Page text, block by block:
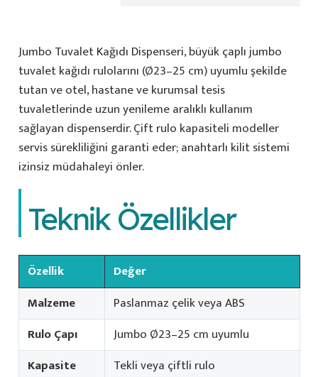
Jumbo Tuvalet Kağıdı Dispenseri, büyük çaplı jumbo
tuvalet kağıdı rulolarını (Ø23–25 cm) uyumlu şekilde
tutan ve otel, hastane ve kurumsal tesis
tuvaletlerinde uzun yenileme aralıklı kullanım
sağlayan dispenserdir. Çift rulo kapasiteli modeller
servis sürekliliğini garanti eder; anahtarlı kilit sistemi
izinsiz müdahaleyi önler.
Teknik Özellikler
Özellik
Değer
Malzeme
Paslanmaz çelik veya ABS
Rulo Çapı
Jumbo Ø23–25 cm uyumlu
Kapasite
Tekli veya çiftli rulo